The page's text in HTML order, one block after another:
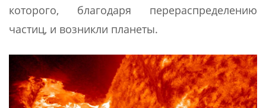
которого, благодаря перераспределению
частиц, и возникли планеты.